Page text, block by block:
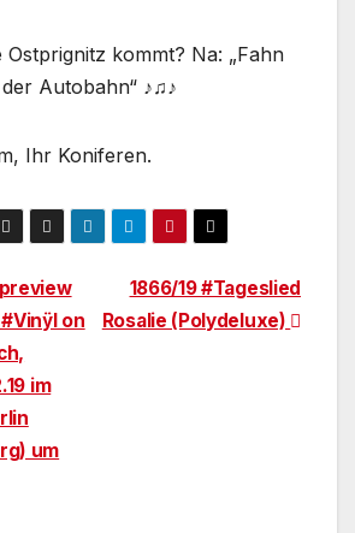
Ostprignitz kommt? Na: „Fahn
Autobahn“ ♪♫♪
Ihr Koniferen.
1866/19 #Tageslied
Rosalie (Polydeluxe)
on
im
um